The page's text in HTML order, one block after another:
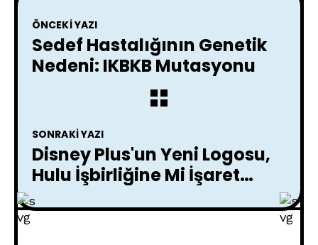
ÖNCEKI YAZI
Sedef Hastalığının Genetik
Nedeni: IKBKB Mutasyonu
SONRAKI YAZI
Disney Plus'un Yeni Logosu,
Hulu İşbirliğine Mi İşaret
Ediyor?